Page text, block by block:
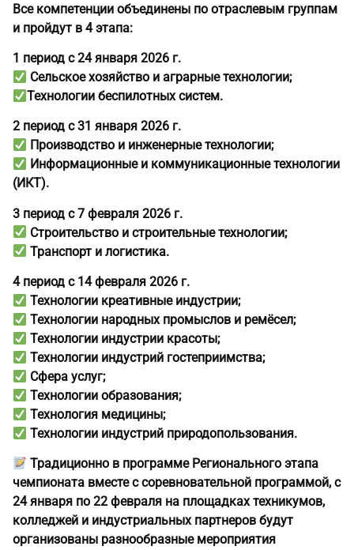
Все компетенции объединены по отраслевым группам
и пройдут в 4 этапа:
1 период с 24 января 2026 г.
Сельское хозяйство и аграрные технологии;
Технологии беспилотных систем.
2 период с 31 января 2026 г.
Производство и инженерные технологии;
Информационные и коммуникационные технологии
(ИКТ).
3 период с 7 февраля 2026 г.
Строительство и строительные технологии;
Транспорт и логистика.
4 период с 14 февраля 2026 г.
Технологии креативные индустрии;
Технологии народных промыслов и ремёсел;
Технологии индустрии красоты;
Технологии индустрий гостеприимства;
Сфера услуг;
Технологии образования;
Технология медицины;
Технологии индустрий природопользования.
Традиционно в программе Регионального этапа
чемпионата вместе с соревновательной программой, с
24 января по 22 февраля на площадках техникумов,
колледжей и индустриальных партнеров будут
организованы разнообразные мероприятия